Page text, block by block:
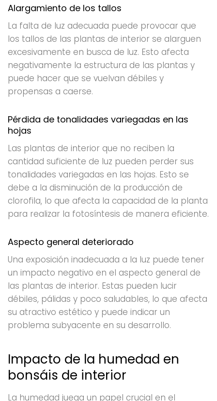
Alargamiento de los tallos
La falta de luz adecuada puede provocar que
los tallos de las plantas de interior se alarguen
excesivamente en busca de luz. Esto afecta
negativamente la estructura de las plantas y
puede hacer que se vuelvan débiles y
propensas a caerse.
Pérdida de tonalidades variegadas en las
hojas
Las plantas de interior que no reciben la
cantidad suficiente de luz pueden perder sus
tonalidades variegadas en las hojas. Esto se
debe a la disminución de la producción de
clorofila, lo que afecta la capacidad de la planta
para realizar la fotosíntesis de manera eficiente.
Aspecto general deteriorado
Una exposición inadecuada a la luz puede tener
un impacto negativo en el aspecto general de
las plantas de interior. Estas pueden lucir
débiles, pálidas y poco saludables, lo que afecta
su atractivo estético y puede indicar un
problema subyacente en su desarrollo.
Impacto de la humedad en
bonsáis de interior
La humedad juega un papel crucial en el